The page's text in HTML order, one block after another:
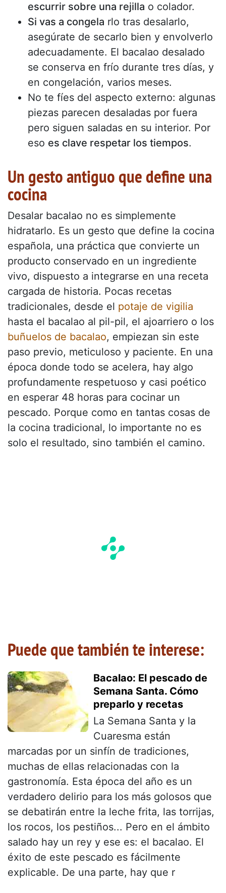
escurrir sobre una rejilla o colador.
Si vas a congela rlo tras desalarlo,
asegúrate de secarlo bien y envolverlo
adecuadamente. El bacalao desalado
se conserva en frío durante tres días, y
en congelación, varios meses.
No te fíes del aspecto externo: algunas
piezas parecen desaladas por fuera
pero siguen saladas en su interior. Por
eso es clave respetar los tiempos.
Un gesto antiguo que define una
cocina
Desalar bacalao no es simplemente
hidratarlo. Es un gesto que define la cocina
española, una práctica que convierte un
producto conservado en un ingrediente
vivo, dispuesto a integrarse en una receta
cargada de historia. Pocas recetas
tradicionales, desde el potaje de vigilia
hasta el bacalao al pil-pil, el ajoarriero o los
buñuelos de bacalao, empiezan sin este
paso previo, meticuloso y paciente. En una
época donde todo se acelera, hay algo
profundamente respetuoso y casi poético
en esperar 48 horas para cocinar un
pescado. Porque como en tantas cosas de
la cocina tradicional, lo importante no es
solo el resultado, sino también el camino.
Puede que también te interese:
Bacalao: El pescado de
Semana Santa. Cómo
preparlo y recetas
La Semana Santa y la
Cuaresma están
marcadas por un sinfín de tradiciones,
muchas de ellas relacionadas con la
gastronomía. Esta época del año es un
verdadero delirio para los más golosos que
se debatirán entre la leche frita, las torrijas,
los rocos, los pestiños... Pero en el ámbito
salado hay un rey y ese es: el bacalao. El
éxito de este pescado es fácilmente
explicable. De una parte, hay que r